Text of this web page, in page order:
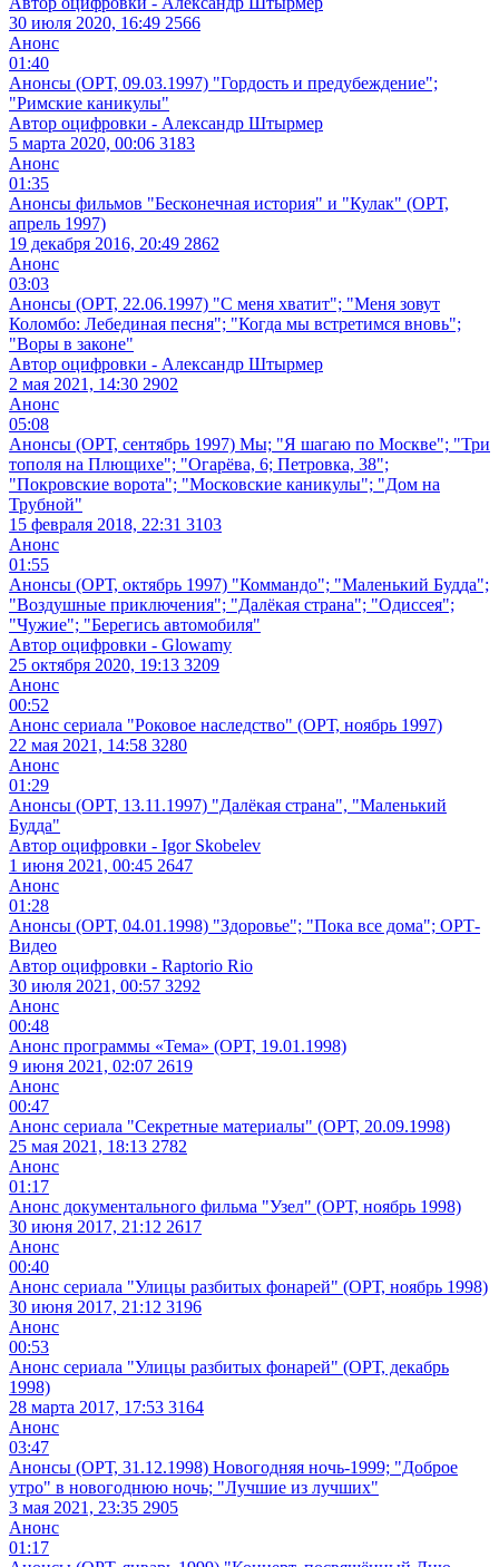
30 июля 2020, 16:49 2566
Анонс
01:40
Анонсы (ОРТ, 09.03.1997) "Гордость и предубеждение";
"Римские каникулы"
Автор оцифровки - Александр Штырмер
5 марта 2020, 00:06 3183
Анонс
01:35
Анонсы фильмов "Бесконечная история" и "Кулак" (ОРТ,
апрель 1997)
19 декабря 2016, 20:49 2862
Анонс
03:03
Анонсы (ОРТ, 22.06.1997) "С меня хватит"; "Меня зовут
Коломбо: Лебединая песня"; "Когда мы встретимся вновь";
"Воры в законе"
Автор оцифровки - Александр Штырмер
2 мая 2021, 14:30 2902
Анонс
05:08
Анонсы (ОРТ, сентябрь 1997) Мы; "Я шагаю по Москве"; "Три
тополя на Плющихе"; "Огарёва, 6; Петровка, 38";
"Покровские ворота"; "Московские каникулы"; "Дом на
Трубной"
15 февраля 2018, 22:31 3103
Анонс
01:55
Анонсы (ОРТ, октябрь 1997) "Коммандо"; "Маленький Будда";
"Воздушные приключения"; "Далёкая страна"; "Одиссея";
"Чужие"; "Берегись автомобиля"
Автор оцифровки - Glowamy
25 октября 2020, 19:13 3209
Анонс
00:52
Анонс сериала "Роковое наследство" (ОРТ, ноябрь 1997)
22 мая 2021, 14:58 3280
Анонс
01:29
Анонсы (ОРТ, 13.11.1997) "Далёкая страна", "Маленький
Будда"
Автор оцифровки - Igor Skobelev
1 июня 2021, 00:45 2647
Анонс
01:28
Анонсы (ОРТ, 04.01.1998) "Здоровье"; "Пока все дома"; ОРТ-
Видео
Автор оцифровки - Raptorio Rio
30 июля 2021, 00:57 3292
Анонс
00:48
Анонс программы «Тема» (ОРТ, 19.01.1998)
9 июня 2021, 02:07 2619
Анонс
00:47
Анонс сериала "Секретные материалы" (ОРТ, 20.09.1998)
25 мая 2021, 18:13 2782
Анонс
01:17
Анонс документального фильма "Узел" (ОРТ, ноябрь 1998)
30 июня 2017, 21:12 2617
Анонс
00:40
Анонс сериала "Улицы разбитых фонарей" (ОРТ, ноябрь 1998)
30 июня 2017, 21:12 3196
Анонс
00:53
Анонс сериала "Улицы разбитых фонарей" (ОРТ, декабрь
1998)
28 марта 2017, 17:53 3164
Анонс
03:47
Анонсы (ОРТ, 31.12.1998) Новогодняя ночь-1999; "Доброе
утро" в новогоднюю ночь; "Лучшие из лучших"
3 мая 2021, 23:35 2905
Анонс
01:17